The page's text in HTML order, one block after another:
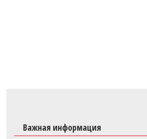
Важная информация